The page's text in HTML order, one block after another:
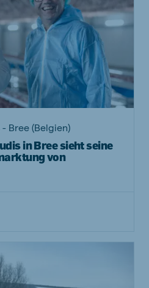
Bree (Belgien)
in Bree sieht seine
von